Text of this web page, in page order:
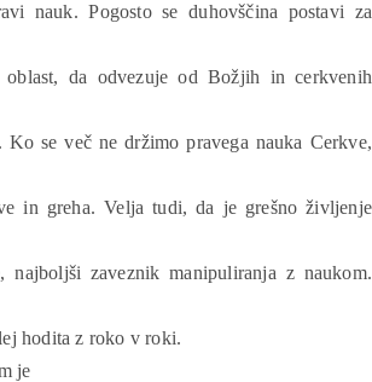
nauk. Pogosto se duhovščina postavi za
da odvezuje od Božjih in cerkvenih
Ko se več ne držimo pravega nauka Cerkve,
in greha. Velja tudi, da je grešno življenje
najboljši zaveznik manipuliranja z naukom.
hodita z roko v roki.
je